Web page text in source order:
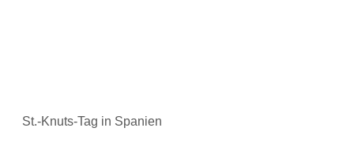
St.-Knuts-Tag in Spanien